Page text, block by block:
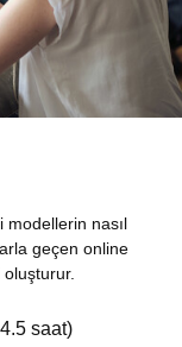
modellerin nasıl
geçen online
saat)